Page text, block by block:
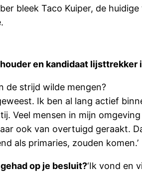
bleek Taco Kuiper, de
en kandidaat lijsttrekker
de strijd wilde mengen?
Ik ben al lang actief
Veel mensen in mijn
ook van overtuigd geraakt.
als primaries, zouden komen.’
op je besluit?‘Ik vond en